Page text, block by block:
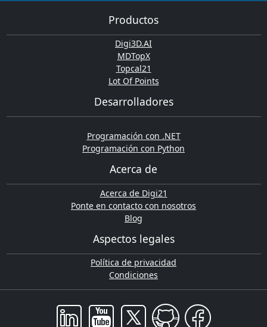
Productos
Digi3D.AI
MDTopX
Topcal21
Lot Of Points
Desarrolladores
Programación con .NET
Programación con Python
Acerca de
Acerca de Digi21
Ponte en contacto con nosotros
Blog
Aspectos legales
Política de privacidad
Condiciones